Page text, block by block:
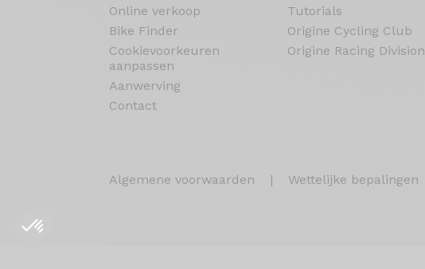
Online verkoop
Bike Finder
Cookievoorkeuren
aanpassen
Aanwerving
Contact
Tutorials
Origine Cycling Club
Origine Racing Division
Algemene voorwaarden | Wettelijke bepalingen